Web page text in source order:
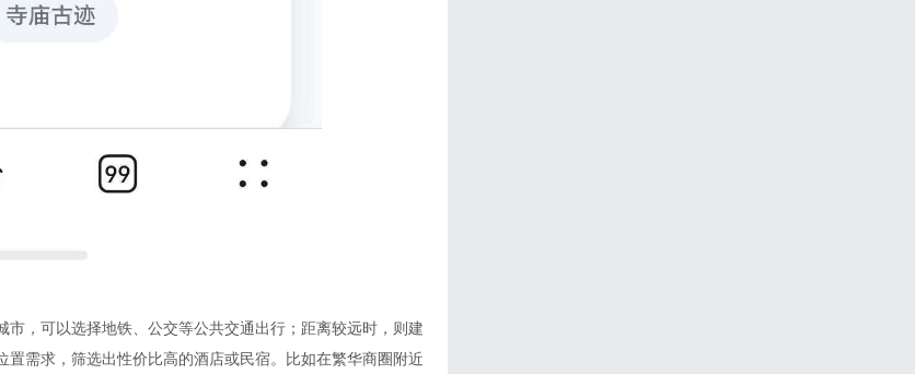
，可以选择地铁、公交等公共交通出行；距离较远时，则建
需求，筛选出性价比高的酒店或民宿。比如在繁华商圈附近